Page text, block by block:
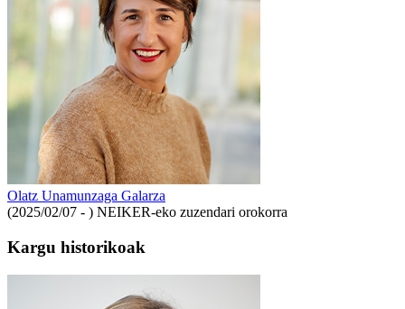
Olatz Unamunzaga Galarza
(2025/02/07 - ) NEIKER-eko zuzendari orokorra
Kargu historikoak